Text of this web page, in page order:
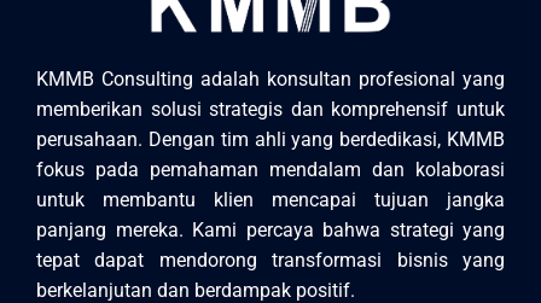
KMMB Consulting adalah konsultan profesional yang
memberikan solusi strategis dan komprehensif untuk
perusahaan. Dengan tim ahli yang berdedikasi, KMMB
fokus pada pemahaman mendalam dan kolaborasi
untuk membantu klien mencapai tujuan jangka
panjang mereka. Kami percaya bahwa strategi yang
tepat dapat mendorong transformasi bisnis yang
berkelanjutan dan berdampak positif.